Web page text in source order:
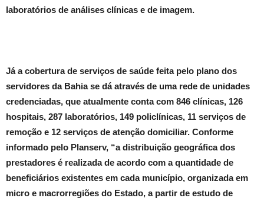
laboratórios de análises clínicas e de imagem.
Já a cobertura de serviços de saúde feita pelo plano dos
servidores da Bahia se dá através de uma rede de unidades
credenciadas, que atualmente conta com 846 clínicas, 126
hospitais, 287 laboratórios, 149 policlínicas, 11 serviços de
remoção e 12 serviços de atenção domiciliar. Conforme
informado pelo Planserv, “a distribuição geográfica dos
prestadores é realizada de acordo com a quantidade de
beneficiários existentes em cada município, organizada em
micro e macrorregiões do Estado, a partir de estudo de